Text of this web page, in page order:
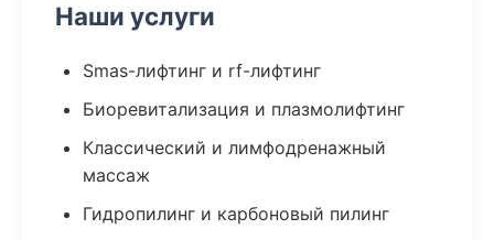
Наши услуги
Smas-лифтинг и rf-лифтинг
Биоревитализация и плазмолифтинг
Классический и лимфодренажный
массаж
Гидропилинг и карбоновый пилинг